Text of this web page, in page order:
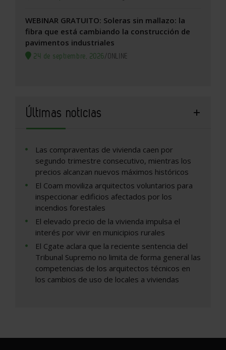
WEBINAR GRATUITO: Soleras sin mallazo: la
fibra que está cambiando la construcción de
pavimentos industriales
24 de septiembre, 2026/ONLINE
Últimas noticias
Las compraventas de vivienda caen por
segundo trimestre consecutivo, mientras los
precios alcanzan nuevos máximos históricos
El Coam moviliza arquitectos voluntarios para
inspeccionar edificios afectados por los
incendios forestales
El elevado precio de la vivienda impulsa el
interés por vivir en municipios rurales
El Cgate aclara que la reciente sentencia del
Tribunal Supremo no limita de forma general las
competencias de los arquitectos técnicos en
los cambios de uso de locales a viviendas